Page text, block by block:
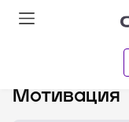
Мотивация